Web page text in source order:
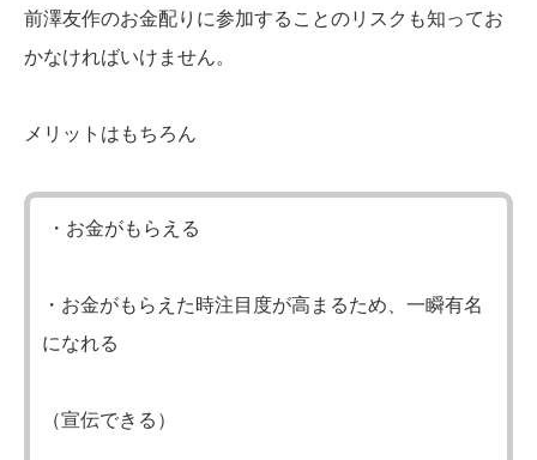
前澤友作のお金配りに参加することのリスクも知ってお
かなければいけません。
メリットはもちろん
・お金がもらえる
・お金がもらえた時注目度が高まるため、一瞬有名
になれる
（宣伝できる）